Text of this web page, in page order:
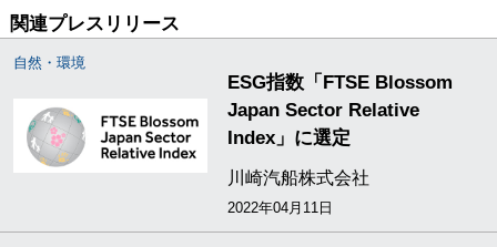
関連プレスリリース
自然・環境
ESG指数「FTSE Blossom
Japan Sector Relative
Index」に選定
川崎汽船株式会社
2022年04月11日